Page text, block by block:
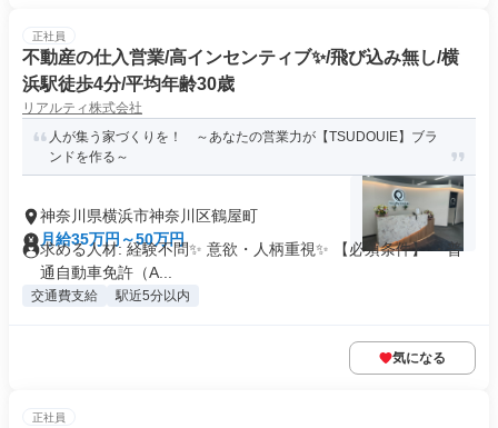
正社員
不動産の仕入営業/高インセンティブ✨/飛び込み無し/横
浜駅徒歩4分/平均年齢30歳
リアルティ株式会社
人が集う家づくりを！ ～あなたの営業力が【TSUDOUIE】ブラ
ンドを作る～
神奈川県横浜市神奈川区鶴屋町
月給35万円～50万円
求める人材: 経験不問✨ 意欲・人柄重視✨ 【必須条件】 ・普
通自動車免許（A...
交通費支給 駅近5分以内
気になる
正社員